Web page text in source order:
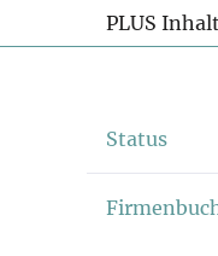
PLUS
Status